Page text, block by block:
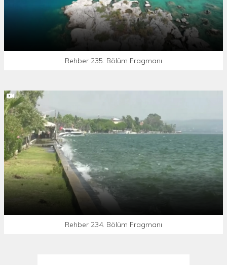
Rehber 235. Bölüm Fragmanı
Rehber 234. Bölüm Fragmanı